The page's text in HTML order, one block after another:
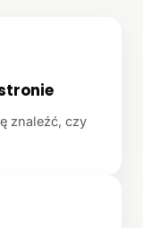
znaleźć, czy